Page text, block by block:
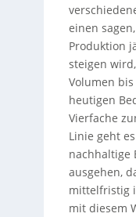
einen
Produktion
steigen
Volumen
heutigen
Vierfache
Linie geht
nachhaltige
ausgehen,
mittelfristig
mit diesem